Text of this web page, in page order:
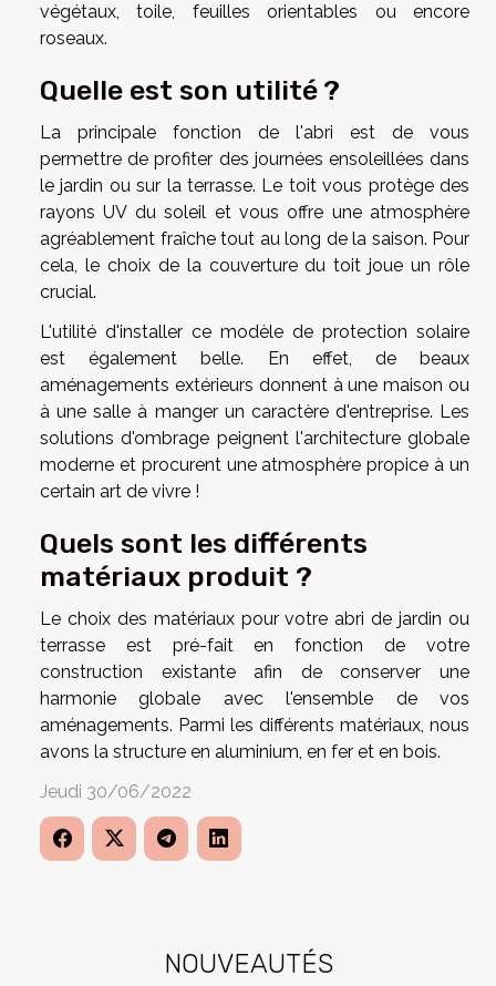
NOUVEAUTÉS
végétaux, toile, feuilles orientables ou encore
roseaux.
Quelle est son utilité ?
La principale fonction de l'abri est de vous
permettre de profiter des journées ensoleillées dans
le jardin ou sur la terrasse. Le toit vous protège des
rayons UV du soleil et vous offre une atmosphère
agréablement fraîche tout au long de la saison. Pour
cela, le choix de la couverture du toit joue un rôle
crucial.
L'utilité d'installer ce modèle de protection solaire
est également belle. En effet, de beaux
aménagements extérieurs donnent à une maison ou
à une salle à manger un caractère d'entreprise. Les
solutions d'ombrage peignent l'architecture globale
moderne et procurent une atmosphère propice à un
certain art de vivre !
Quels sont les différents
matériaux produit ?
Le choix des matériaux pour votre abri de jardin ou
terrasse est pré-fait en fonction de votre
construction existante afin de conserver une
harmonie globale avec l'ensemble de vos
aménagements. Parmi les différents matériaux, nous
avons la structure en aluminium, en fer et en bois.
Jeudi 30/06/2022